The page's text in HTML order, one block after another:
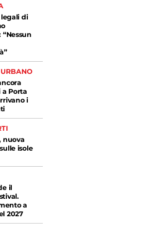
legali di
Porta
i
nuova
isole
il
a
2027